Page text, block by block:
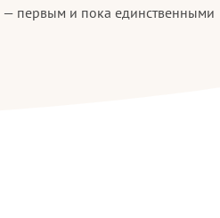
— первым и пока единственными